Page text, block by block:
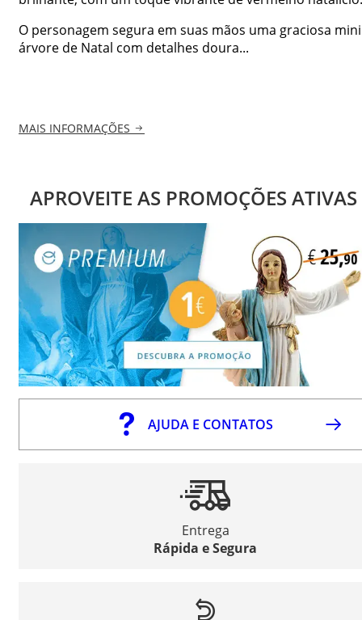
O personagem segura em suas mãos uma graciosa mini
árvore de Natal com detalhes doura...
MAIS INFORMAÇÕES
APROVEITE AS PROMOÇÕES ATIVAS
AJUDA E CONTATOS
Entrega
Rápida e Segura